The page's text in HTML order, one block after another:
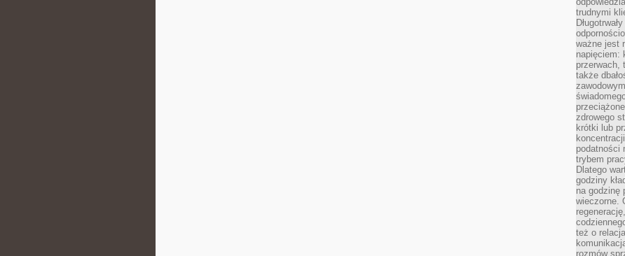
trudnymi
ważne jest
napięciem:
przerwach,
także
zdrowego
krótki lub
podatności
trybem
Dlatego
godziny
na godzinę
wieczorne.
też o
rozmów